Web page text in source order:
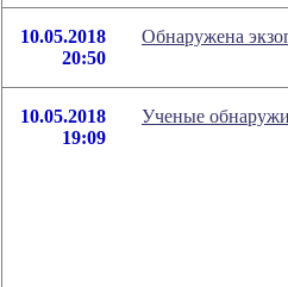
10.05.2018
20:50
Обнаружена
10.05.2018
19:09
Ученые